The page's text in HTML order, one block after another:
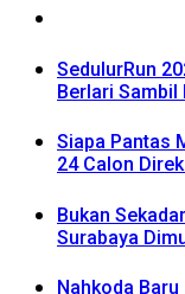
SedulurRun
Berlari Sambil
Siapa Pantas
24 Calon
Bukan
Surabaya
Nahkoda